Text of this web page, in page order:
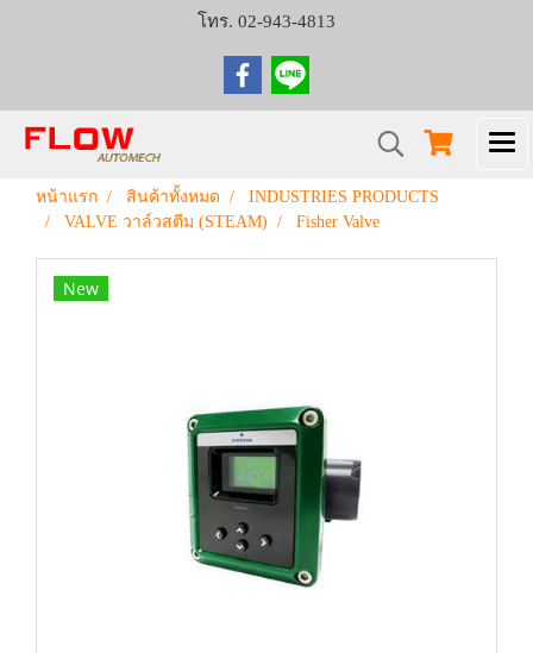
โทร. 02-943-4813
หน้าแรก สินค้าทั้งหมด
INDUSTRIES PRODUCTS
VALVE วาล์วสตีม (STEAM)
Fisher Valve
New